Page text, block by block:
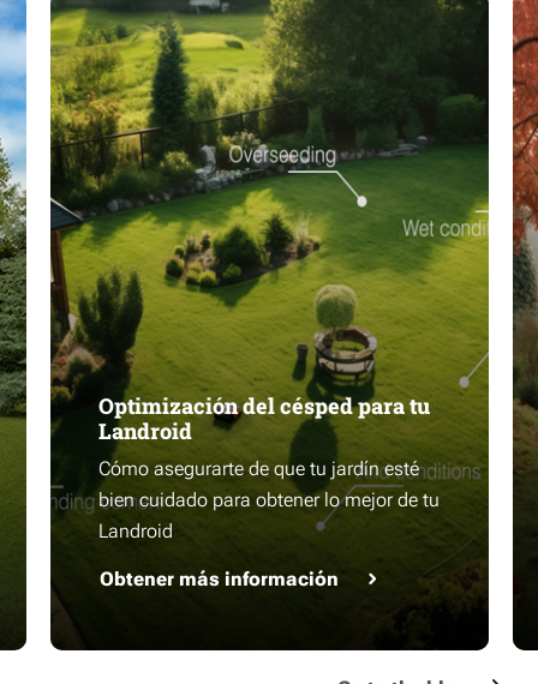
Optimización del césped para tu
Landroid
Cómo asegurarte de que tu jardín esté
bien cuidado para obtener lo mejor de tu
Landroid
Obtener más información